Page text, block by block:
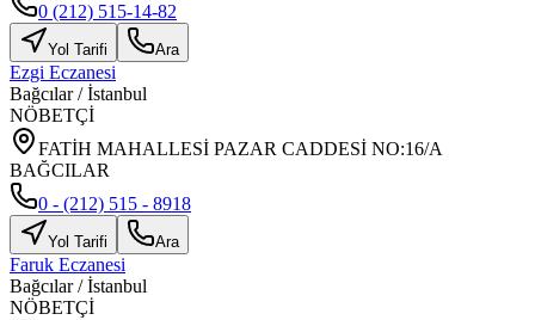
0 (212) 515-14-82
Yol Tarifi Ara
Ezgi Eczanesi
Bağcılar/İstanbul
NÖBETÇİ
FATİH MAHALLESİ PAZAR CADDESİ NO:16/A
BAĞCILAR
0 - (212) 515 - 8918
Yol Tarifi Ara
Faruk Eczanesi
Bağcılar/İstanbul
NÖBETÇİ